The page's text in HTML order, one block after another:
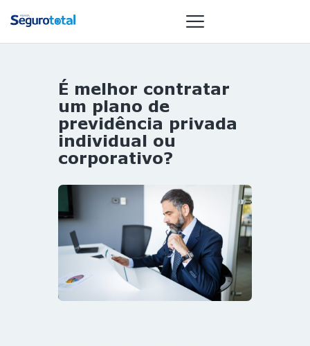
NOTÍCIAS
REVISTA
ESPECIAIS
GAIVOTA DE
ST SUMMIT
GESTORAS
HOMEST
HOME
É melhor contratar
um plano de
previdência privada
individual ou
corporativo?